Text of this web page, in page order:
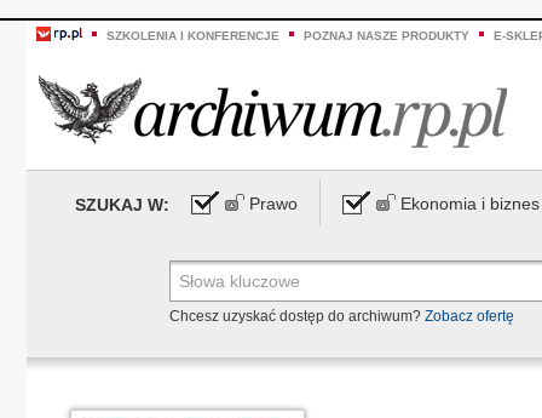
SZKOLENIA I KONFERENCJE POZNAJ NASZE PRODUKTY E-
SZUKAJ W: Prawo Ekonomia i biznes
Chcesz uzyskać dostęp do archiwum? Zobacz ofertę